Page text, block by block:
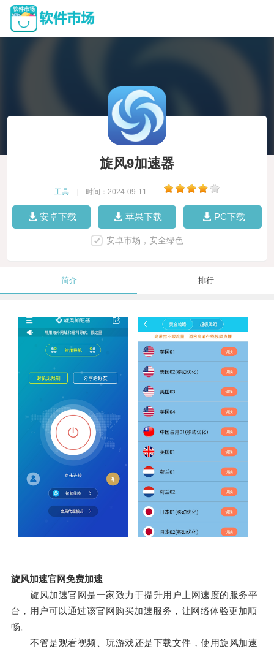
旋风9加速器
工具 时间：2024-09-11
安卓下载 苹果下载 PC下载
安卓市场，安全绿色
简介 排行
旋风加速官网免费加速
旋风加速官网是一家致力于提升用户上网速度的服务平
台，用户可以通过该官网购买加速服务，让网络体验更加顺
畅。
不管是观看视频、玩游戏还是下载文件，使用旋风加速